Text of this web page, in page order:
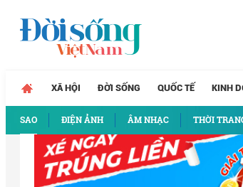
XÃ HỘI ĐỜI SỐNG QUỐC TẾ KINH
SAO ĐIỆN ẢNH ÂM NHẠC THỜI